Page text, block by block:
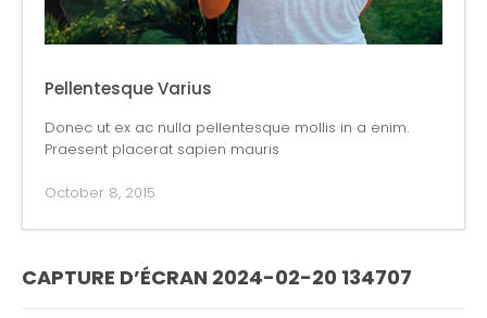
Pellentesque Varius
Donec ut ex ac nulla pellentesque mollis in a enim.
Praesent placerat sapien mauris
October 8, 2015
CAPTURE D’ÉCRAN 2024-02-20 134707